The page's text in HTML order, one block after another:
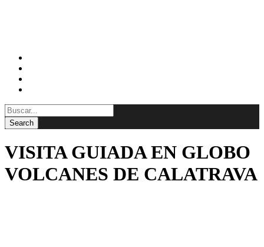
VISITA GUIADA EN GLOBO
VOLCANES DE CALATRAVA